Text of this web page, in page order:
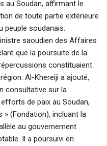
au Soudan, affirmant le
de toute partie extérieure
peuple soudanais.
saoudien des Affaires
que la poursuite de la
constituaient
Al-Khereiji a ajouté,
consultative sur la
de paix au Soudan,
» (Fondation), incluant la
au gouvernement
Il a poursuivi en